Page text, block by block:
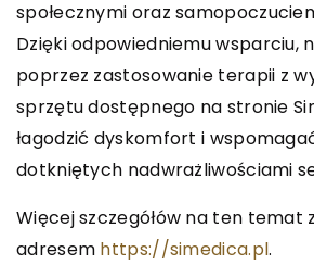
społecznymi oraz
Dzięki odpowiedniemu wsparciu,
poprzez zastosowanie terapii z
sprzętu dostępnego na stronie
łagodzić dyskomfort i
dotkniętych nadwrażliwościami
Więcej szczegółów na ten temat
adresem https://simedica.pl.